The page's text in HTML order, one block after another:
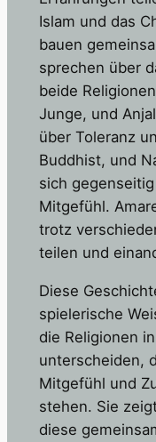
Islam und das
bauen
sprechen über
beide
Junge, und
über Toleranz
Buddhist, und
sich
Mitgefühl.
trotz
teilen und
Diese
spielerische
die Religionen
unterscheiden,
Mitgefühl und
stehen. Sie
diese